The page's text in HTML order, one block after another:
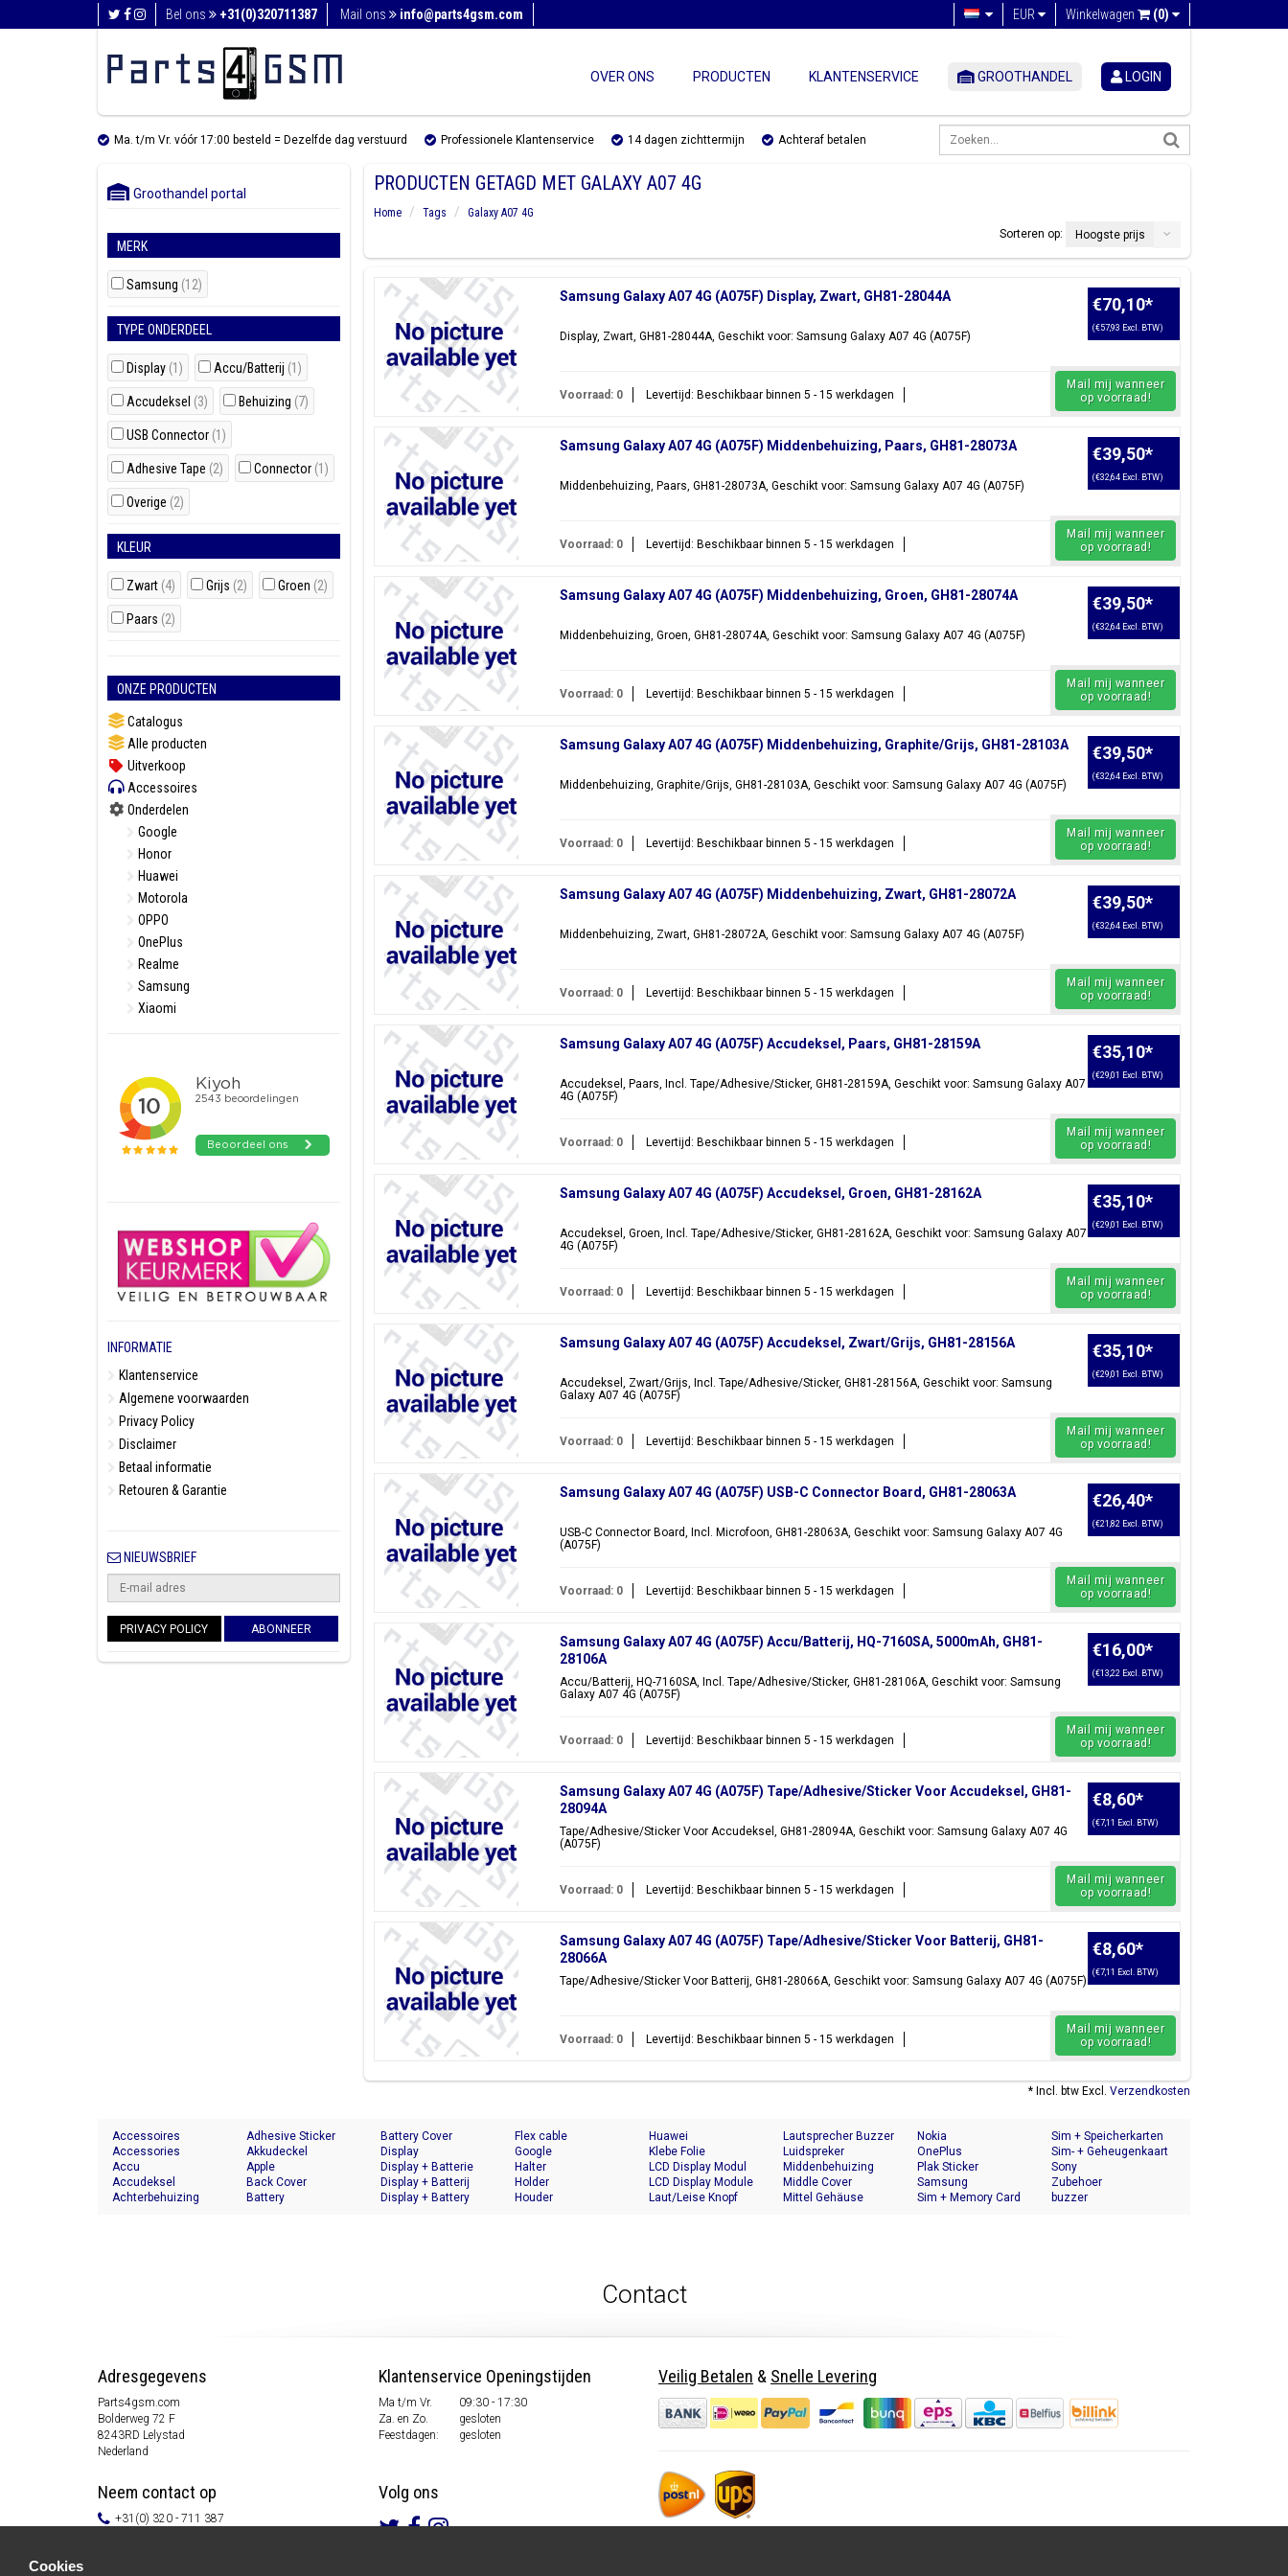
Bel ons +31(0)320711387 Mail ons info@parts4gsm.com Winkelwagen (0)
EUR
OVER ONS PRODUCTEN KLANTENSERVICE GROOTHANDEL LOGIN
Ma. t/m Vr. vóór 17:00 besteld = Dezelfde dag verstuurd Professionele Klantenservice 14 dagen zichttermijn Achteraf betalen
Groothandel portal
MERK
Samsung (12)
TYPE ONDERDEEL
Display (1) Accu/Batterij (1)
Accudeksel (3) Behuizing (7)
USB Connector (1)
Adhesive Tape (2) Connector (1)
Overige (2)
KLEUR
Zwart (4) Grijs (2) Groen (2)
Paars (2)
ONZE PRODUCTEN
Catalogus
Alle producten
Uitverkoop
Accessoires
Onderdelen
Google
Honor
Huawei
Motorola
OPPO
OnePlus
Realme
Samsung
Xiaomi
INFORMATIE
Klantenservice
Algemene voorwaarden
Privacy Policy
Disclaimer
Betaal informatie
Retouren & Garantie
NIEUWSBRIEF
PRIVACY POLICY ABONNEER
PRODUCTEN GETAGD MET GALAXY A07 4G
Home Tags
Galaxy A07 4G
Sorteren op:
Hoogste prijs
Samsung Galaxy A07 4G (A075F) Display, Zwart, GH81-28044A
Display, Zwart, GH81-28044A, Geschikt voor: Samsung Galaxy A07 4G (A075F)
€70,10*
(€57,93 Excl. BTW)
Voorraad: 0 Levertijd: Beschikbaar binnen 5 - 15 werkdagen
Mail mij wanneer
op voorraad!
Samsung Galaxy A07 4G (A075F) Middenbehuizing, Paars, GH81-28073A
Middenbehuizing, Paars, GH81-28073A, Geschikt voor: Samsung Galaxy A07 4G (A075F)
€39,50*
(€32,64 Excl. BTW)
Voorraad: 0 Levertijd: Beschikbaar binnen 5 - 15 werkdagen
Mail mij wanneer
op voorraad!
Samsung Galaxy A07 4G (A075F) Middenbehuizing, Groen, GH81-28074A
Middenbehuizing, Groen, GH81-28074A, Geschikt voor: Samsung Galaxy A07 4G (A075F)
€39,50*
(€32,64 Excl. BTW)
Voorraad: 0 Levertijd: Beschikbaar binnen 5 - 15 werkdagen
Mail mij wanneer
op voorraad!
Samsung Galaxy A07 4G (A075F) Middenbehuizing, Graphite/Grijs, GH81-28103A
Middenbehuizing, Graphite/Grijs, GH81-28103A, Geschikt voor: Samsung Galaxy A07 4G (A075F)
€39,50*
(€32,64 Excl. BTW)
Voorraad: 0 Levertijd: Beschikbaar binnen 5 - 15 werkdagen
Mail mij wanneer
op voorraad!
Samsung Galaxy A07 4G (A075F) Middenbehuizing, Zwart, GH81-28072A
Middenbehuizing, Zwart, GH81-28072A, Geschikt voor: Samsung Galaxy A07 4G (A075F)
€39,50*
(€32,64 Excl. BTW)
Voorraad: 0 Levertijd: Beschikbaar binnen 5 - 15 werkdagen
Mail mij wanneer
op voorraad!
Samsung Galaxy A07 4G (A075F) Accudeksel, Paars, GH81-28159A
Accudeksel, Paars, Incl. Tape/Adhesive/Sticker, GH81-28159A, Geschikt voor: Samsung Galaxy A07
4G (A075F)
€35,10*
(€29,01 Excl. BTW)
Voorraad: 0 Levertijd: Beschikbaar binnen 5 - 15 werkdagen
Mail mij wanneer
op voorraad!
Samsung Galaxy A07 4G (A075F) Accudeksel, Groen, GH81-28162A
Accudeksel, Groen, Incl. Tape/Adhesive/Sticker, GH81-28162A, Geschikt voor: Samsung Galaxy A07
4G (A075F)
€35,10*
(€29,01 Excl. BTW)
Voorraad: 0 Levertijd: Beschikbaar binnen 5 - 15 werkdagen
Mail mij wanneer
op voorraad!
Samsung Galaxy A07 4G (A075F) Accudeksel, Zwart/Grijs, GH81-28156A
Accudeksel, Zwart/Grijs, Incl. Tape/Adhesive/Sticker, GH81-28156A, Geschikt voor: Samsung
Galaxy A07 4G (A075F)
€35,10*
(€29,01 Excl. BTW)
Voorraad: 0 Levertijd: Beschikbaar binnen 5 - 15 werkdagen
Mail mij wanneer
op voorraad!
Samsung Galaxy A07 4G (A075F) USB-C Connector Board, GH81-28063A
USB-C Connector Board, Incl. Microfoon, GH81-28063A, Geschikt voor: Samsung Galaxy A07 4G
(A075F)
€26,40*
(€21,82 Excl. BTW)
Voorraad: 0 Levertijd: Beschikbaar binnen 5 - 15 werkdagen
Mail mij wanneer
op voorraad!
Samsung Galaxy A07 4G (A075F) Accu/Batterij, HQ-7160SA, 5000mAh, GH81-
28106A
Accu/Batterij, HQ-7160SA, Incl. Tape/Adhesive/Sticker, GH81-28106A, Geschikt voor: Samsung
Galaxy A07 4G (A075F)
€16,00*
(€13,22 Excl. BTW)
Voorraad: 0 Levertijd: Beschikbaar binnen 5 - 15 werkdagen
Mail mij wanneer
op voorraad!
Samsung Galaxy A07 4G (A075F) Tape/Adhesive/Sticker Voor Accudeksel, GH81-
28094A
Tape/Adhesive/Sticker Voor Accudeksel, GH81-28094A, Geschikt voor: Samsung Galaxy A07 4G
(A075F)
€8,60*
(€7,11 Excl. BTW)
Voorraad: 0 Levertijd: Beschikbaar binnen 5 - 15 werkdagen
Mail mij wanneer
op voorraad!
Samsung Galaxy A07 4G (A075F) Tape/Adhesive/Sticker Voor Batterij, GH81-
28066A
Tape/Adhesive/Sticker Voor Batterij, GH81-28066A, Geschikt voor: Samsung Galaxy A07 4G (A075F)
€8,60*
(€7,11 Excl. BTW)
Voorraad: 0 Levertijd: Beschikbaar binnen 5 - 15 werkdagen
Mail mij wanneer
op voorraad!
* Incl. btw Excl. Verzendkosten
Accessoires
Accessories
Accu
Accudeksel
Achterbehuizing
Adhesive Sticker
Akkudeckel
Apple
Back Cover
Battery
Battery Cover
Display
Display + Batterie
Display + Batterij
Display + Battery
Flex cable
Google
Halter
Holder
Houder
Huawei
Klebe Folie
LCD Display Modul
LCD Display Module
Laut/Leise Knopf
Lautsprecher Buzzer
Luidspreker
Middenbehuizing
Middle Cover
Mittel Gehäuse
Nokia
OnePlus
Plak Sticker
Samsung
Sim + Memory Card
Sim + Speicherkarten
Halter
Sim- + Geheugenkaart
Houder
Sony
Zubehoer
buzzer
Contact
Adresgegevens
Parts4gsm.com
Bolderweg 72 F
8243RD Lelystad
Nederland
Neem contact op
+31(0) 320 - 711 387
Klantenservice Openingstijden
Ma t/m Vr.
09:30 - 17:30
Za. en Zo.
gesloten
Feestdagen:
gesloten
Volg ons
Veilig Betalen & Snelle Levering
Cookies